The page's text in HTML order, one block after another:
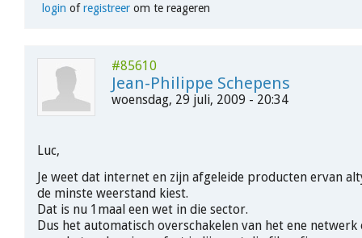
login ofregistreerom te reageren
#85610
Jean-Philippe Schepens
woensdag, 29 juli, 2009 - 20:34
Luc,
Je weet dat internet en zijn afgeleide producten ervan
de minste weerstand kiest.
Dat is nu 1maal een wet in die sector.
Dus het automatisch overschakelen van het ene